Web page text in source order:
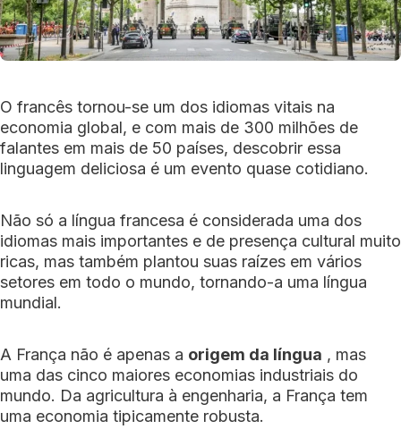
O francês tornou-se um dos idiomas vitais na
economia global, e com mais de 300 milhões de
falantes em mais de 50 países, descobrir essa
linguagem deliciosa é um evento quase cotidiano.
Não só a língua francesa é considerada uma dos
idiomas mais importantes e de presença cultural muito
ricas, mas também plantou suas raízes em vários
setores em todo o mundo, tornando-a uma língua
mundial.
A França não é apenas a origem da língua , mas
uma das cinco maiores economias industriais do
mundo. Da agricultura à engenharia, a França tem
uma economia tipicamente robusta.